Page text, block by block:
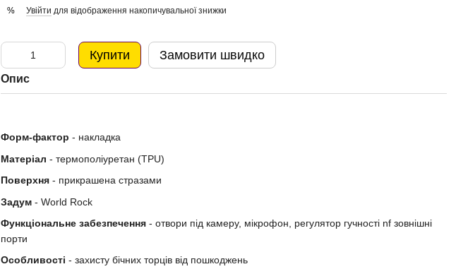
% Увійти для відображення накопичувальної знижки
Купити Замовити швидко
Опис
Форм-фактор - накладка
Матеріал - термополiуретан (TPU)
Поверхня - прикрашена стразами
Задум - World Rock
Функціональне забезпечення - отвори під камеру, мікрофон, регулятор гучності nf зовнішні
порти
Особливості - захисту бічних торців від пошкоджень